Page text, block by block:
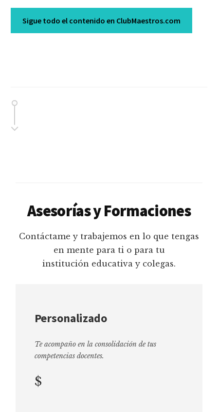
Sigue todo el contenido en ClubMaestros.com
Asesorías y Formaciones
Contáctame y trabajemos en lo que tengas
en mente para ti o para tu
institución educativa y colegas.
Personalizado
Te acompaño en la consolidación de tus
competencias docentes.
$